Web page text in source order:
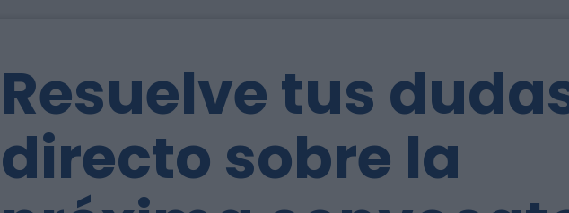
Resuelve tus
directo sobre la